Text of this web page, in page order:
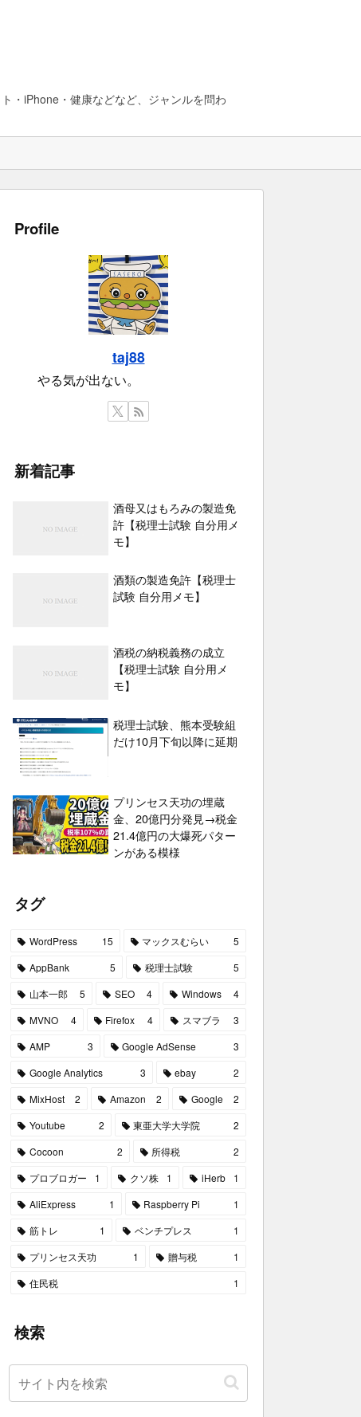
・iPhone・健康などなど、ジャンルを問わ
Profile
taj88
やる気が出ない。
新着記事
酒母又はもろみの製造免
許【税理士試験 自分用メ
モ】
酒類の製造免許【税理士
試験 自分用メモ】
酒税の納税義務の成立
【税理士試験 自分用メ
モ】
税理士試験、熊本受験組
だけ10月下旬以降に延期
プリンセス天功の埋蔵
金、20億円分発見→税金
21.4億円の大爆死パター
ンがある模様
タグ
WordPress 15 マックスむらい
5
AppBank
5 税理士試験
5
山本一郎
5 SEO 4 Windows
4
MVNO
4 Firefox 4 スマブラ
3
AMP
3 Google AdSense
3
Google Analytics
3 ebay
2
MixHost
2 Amazon 2 Google
2
Youtube
2 東亜大学大学院
2
Cocoon
2 所得税
2
プロブロガー
1 クソ株 1 iHerb
1
AliExpress
1 Raspberry Pi
1
筋トレ
1 ベンチプレス
1
プリンセス天功
1 贈与税
1
住民税
1
検索